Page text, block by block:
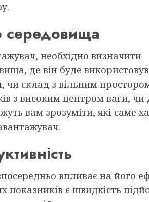
середовища
необхідно визначити
де він буде
чи склад з вільним
з високим центром ваги, чи
вам зрозуміти, які саме
впливає на його
показників є швидкість